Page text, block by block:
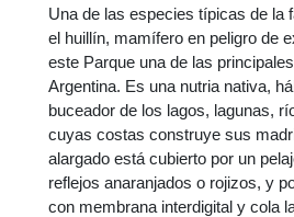
Una de las especies típicas de la
el huillín, mamífero en peligro de
este Parque una de las
Argentina. Es una nutria nativa,
buceador de los lagos, lagunas,
cuyas costas construye sus
alargado está cubierto por un
reflejos anaranjados o rojizos, y
con membrana interdigital y cola